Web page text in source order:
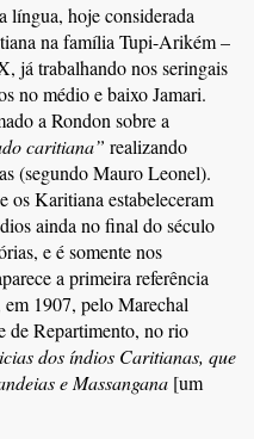
língua, hoje considerada
na família Tupi-Arikém –
já trabalhando nos seringais
no médio e baixo Jamari.
a Rondon sobre a
caritiana” realizando
(segundo Mauro Leonel).
os Karitiana estabeleceram
ainda no final do século
e é somente nos
a primeira referência
1907, pelo Marechal
de Repartimento, no rio
dos índios Caritianas, que
e Massangana [um